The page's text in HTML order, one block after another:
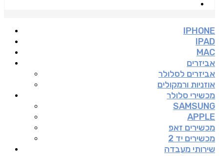
IPHONE
IPAD
MAC
אביזרים
אביזרים לסלולר
אוזניות ורמקולים
מכשירי סלולר
SAMSUNG
APPLE
מכשירים זאפ
מכשירים יד 2
שירותי מעבדה